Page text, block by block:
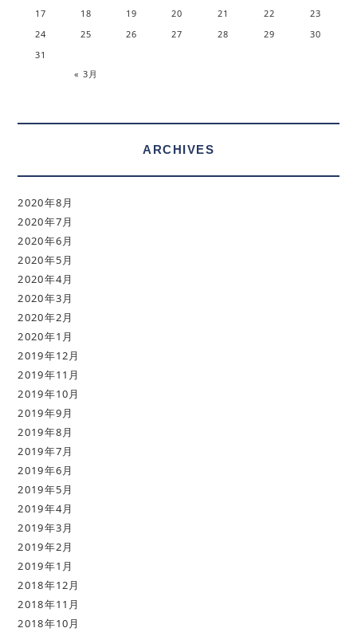
« 3月
17
18 19 20 21 22
23
24
25 26 27 28 29
30
31
ARCHIVES
2020年8月
2020年7月
2020年6月
2020年5月
2020年4月
2020年3月
2020年2月
2020年1月
2019年12月
2019年11月
2019年10月
2019年9月
2019年8月
2019年7月
2019年6月
2019年5月
2019年4月
2019年3月
2019年2月
2019年1月
2018年12月
2018年11月
2018年10月